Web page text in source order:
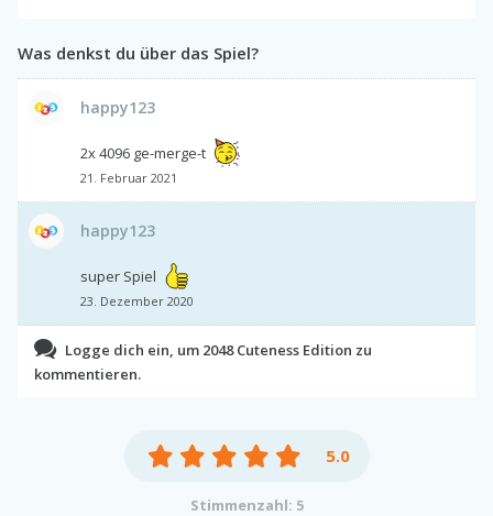
Was denkst du über das Spiel?
happy123
2x 4096 ge-merge-t
21. Februar 2021
happy123
super Spiel
23. Dezember 2020
Logge dich ein, um 2048 Cuteness Edition zu
kommentieren.
5.0
Stimmenzahl: 5